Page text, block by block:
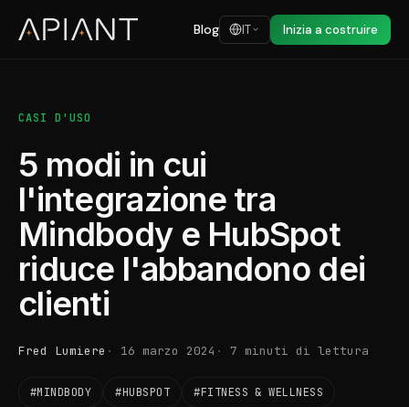
Blog IT Inizia a costruire
CASI D'USO
5 modi in cui
l'integrazione tra
Mindbody e HubSpot
riduce l'abbandono dei
clienti
Fred Lumiere 16 marzo 2024 7 minuti di lettura
#MINDBODY #HUBSPOT #FITNESS & WELLNESS